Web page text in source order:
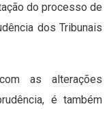
do processo de
dos Tribunais
as alterações
é também